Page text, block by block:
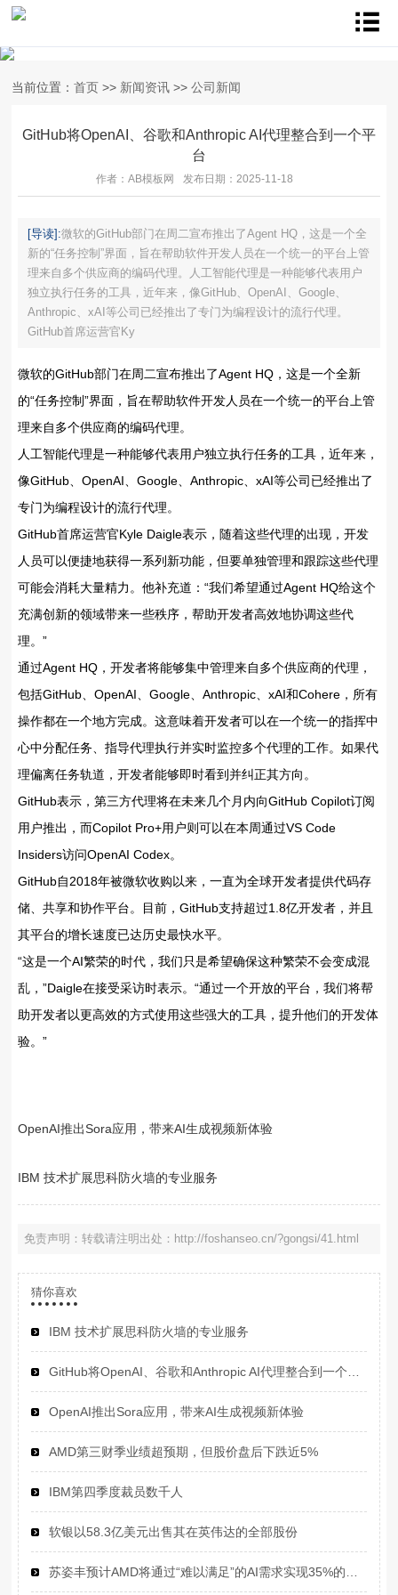
当前位置： 首页 >> 新闻资讯 >> 公司新闻
GitHub将OpenAI、谷歌和Anthropic AI代理整合到一个平
台
作者：AB模板网 发布日期：2025-11-18
[导读]:微软的GitHub部门在周二宣布推出了Agent HQ，这是一个全
新的“任务控制”界面，旨在帮助软件开发人员在一个统一的平台上管
理来自多个供应商的编码代理。人工智能代理是一种能够代表用户
独立执行任务的工具，近年来，像GitHub、OpenAI、Google、
Anthropic、xAI等公司已经推出了专门为编程设计的流行代理。
GitHub首席运营官Ky
微软的GitHub部门在周二宣布推出了Agent HQ，这是一个全新
的“任务控制”界面，旨在帮助软件开发人员在一个统一的平台上管
理来自多个供应商的编码代理。
人工智能代理是一种能够代表用户独立执行任务的工具，近年来，
像GitHub、OpenAI、Google、Anthropic、xAI等公司已经推出了
专门为编程设计的流行代理。
GitHub首席运营官Kyle Daigle表示，随着这些代理的出现，开发
人员可以便捷地获得一系列新功能，但要单独管理和跟踪这些代理
可能会消耗大量精力。他补充道：“我们希望通过Agent HQ给这个
充满创新的领域带来一些秩序，帮助开发者高效地协调这些代
理。”
通过Agent HQ，开发者将能够集中管理来自多个供应商的代理，
包括GitHub、OpenAI、Google、Anthropic、xAI和Cohere，所有
操作都在一个地方完成。这意味着开发者可以在一个统一的指挥中
心中分配任务、指导代理执行并实时监控多个代理的工作。如果代
理偏离任务轨道，开发者能够即时看到并纠正其方向。
GitHub表示，第三方代理将在未来几个月内向GitHub Copilot订阅
用户推出，而Copilot Pro+用户则可以在本周通过VS Code
Insiders访问OpenAI Codex。
GitHub自2018年被微软收购以来，一直为全球开发者提供代码存
储、共享和协作平台。目前，GitHub支持超过1.8亿开发者，并且
其平台的增长速度已达历史最快水平。
“这是一个AI繁荣的时代，我们只是希望确保这种繁荣不会变成混
乱，”Daigle在接受采访时表示。“通过一个开放的平台，我们将帮
助开发者以更高效的方式使用这些强大的工具，提升他们的开发体
验。”
OpenAI推出Sora应用，带来AI生成视频新体验
IBM 技术扩展思科防火墙的专业服务
免责声明：转载请注明出处：http://foshanseo.cn/?gongsi/41.html
猜你喜欢
IBM 技术扩展思科防火墙的专业服务
GitHub将OpenAI、谷歌和Anthropic AI代理整合到一个平台
OpenAI推出Sora应用，带来AI生成视频新体验
AMD第三财季业绩超预期，但股价盘后下跌近5%
IBM第四季度裁员数千人
软银以58.3亿美元出售其在英伟达的全部股份
苏姿丰预计AMD将通过“难以满足”的AI需求实现35%的年销售增长